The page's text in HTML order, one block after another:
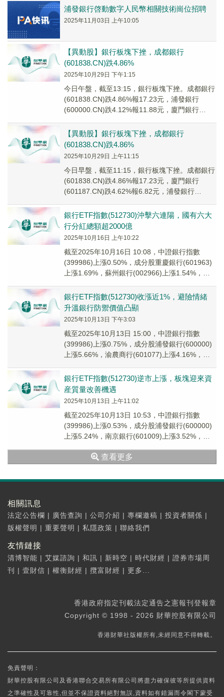
浦發銀行啓動數字人民幣相關技術崗位招聘
2025年11月03日 上午10:05
【異動股】銀行板塊下挫，成都銀行
(601838.CN)跌4.86%
2025年10月29日 下午1:15
今日午盤，截至13:15，銀行板塊下挫。成都銀行
(601838.CN)跌4.86%報17.23元，浦發銀行
(600000.CN)跌4.12%報11.88元，廈門銀行
【異動股】銀行板塊下挫，成都銀行
(601838.CN)跌4.86%
2025年10月29日 上午11:15
今日早盤，截至11:15，銀行板塊下挫。成都銀行
(601838.CN)跌4.86%報17.23元，廈門銀行
(601187.CN)跌4.62%報6.82元，浦發銀行
銀行ETF指數(512730)沖擊六連陽，國有六大
行分紅總額超2000億
2025年10月16日 上午10:22
截至2025年10月16日 10:08，中證銀行指數
(399986)上漲0.50%，成分股重慶銀行(601963)
上漲1.69%，蘇州銀行(002966)上漲1.54%，浦
銀行ETF指數(512730)收漲近1%，避險情緒
升溫銀行防禦價值凸顯
2025年10月13日 下午3:03
截至2025年10月13日 15:00，中證銀行指數
(399986)上漲0.75%，成分股浦發銀行(600000)
上漲5.66%，渝農商行(601077)上漲4.16%，南
銀行ETF指數(512730)逆市上漲，板塊迎來資
産質量改善機遇
2025年10月13日 上午11:02
截至2025年10月13日 10:53，中證銀行指數
(399986)上漲0.53%，成分股浦發銀行(600000)
上漲5.24%，南京銀行(601009)上漲3.52%，渝
查看更多
相關訊息
法定公告欄 | 廣告查詢 | 公司介紹 | 專欄邀稿 | 投資者關係 |
版權聲明 | 重要聲明 | 私隱政策 | 聯絡我們
友情鏈接
清博智能 | 艾媒諮詢 | 和訊 | 新時空 | 時代財經 | 證券市場周
刊 | 壹財信 | 權衡財經 | 攬富財經 | 更多...
香港政府指定刊載法定通告之憲報刊登報章
Copyright © 1998 - 2026 財華控股有限公司
香港財華社版權所有,未經同意不得轉載。
免責聲明：
財華控股有限公司及香港聯合交易所有限公司將盡力確保彼等所提供資料
之準確性及可靠性,但並不保證資料絕對無誤,資料如有錯漏而令閣下蒙受